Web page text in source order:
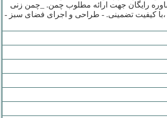
رایگان جهت ارائه مطلوب چمن. _چمن زنی
کیفیت تضمینی. - طراحی و اجرای فضای سبز -